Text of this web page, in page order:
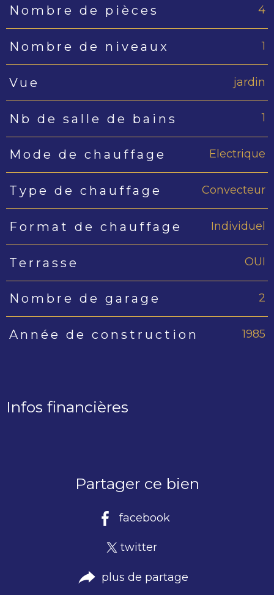
Nombre de pièces 4
Nombre de niveaux 1
Vue jardin
Nb de salle de bains 1
Mode de chauffage Electrique
Type de chauffage Convecteur
Format de chauffage Individuel
Terrasse OUI
Nombre de garage 2
Année de construction 1985
Infos financières
Partager ce bien
facebook
twitter
plus de partage